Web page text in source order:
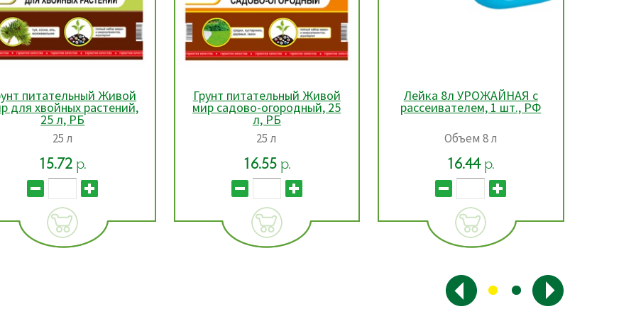
питательный Живой
для хвойных растений,
25 л, РБ
25 л
15.72 р.
Грунт питательный Живой
мир садово-огородный, 25
л, РБ
25 л
16.55 р.
Лейка 8л УРОЖАЙНАЯ с
рассеивателем, 1 шт., РФ
Объем 8 л
16.44р.